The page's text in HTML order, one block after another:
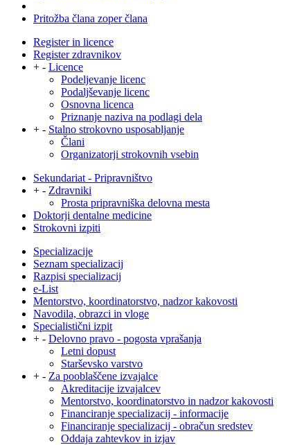
Pritožba člana zoper člana
Register in licence
Register zdravnikov
+ - Licence
Podeljevanje licenc
Podaljševanje licenc
Osnovna licenca
Priznanje naziva na podlagi dela
+ - Stalno strokovno usposabljanje
Člani
Organizatorji strokovnih vsebin
Sekundariat - Pripravništvo
+ - Zdravniki
Prosta pripravniška delovna mesta
Doktorji dentalne medicine
Strokovni izpiti
Specializacije
Seznam specializacij
Razpisi specializacij
e-List
Mentorstvo, koordinatorstvo, nadzor kakovosti
Navodila, obrazci in vloge
Specialistični izpit
+ - Delovno pravo - pogosta vprašanja
Letni dopust
Starševsko varstvo
+ - Za pooblaščene izvajalce
Akreditacije izvajalcev
Mentorstvo, koordinatorstvo in nadzor kakovosti
Financiranje specializacij - informacije
Financiranje specializacij - obračun sredstev
Oddaja zahtevkov in izjav